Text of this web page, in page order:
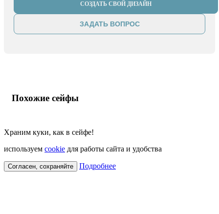
СОЗДАТЬ СВОЙ ДИЗАЙН
ЗАДАТЬ ВОПРОС
Похожие сейфы
Храним куки, как в сейфе!
используем cookie для работы сайта и удобства
Согласен, сохраняйте Подробнее